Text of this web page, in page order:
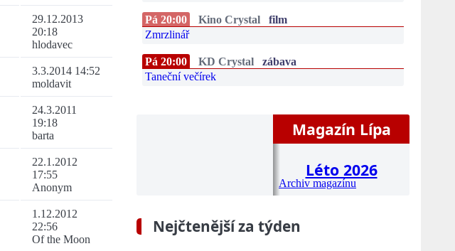
29.12.2013
20:18
hlodavec
3.3.2014 14:52
moldavit
24.3.2011
19:18
barta
22.1.2012
17:55
Anonym
1.12.2012
22:56
Of the Moon
Pá 20:00 Kino Crystal
film
Zmrzlinář
Pá 20:00 KD Crystal
zábava
Taneční večírek
Magazín Lípa
Léto 2026
Archiv magazínu
Nejčtenější za týden